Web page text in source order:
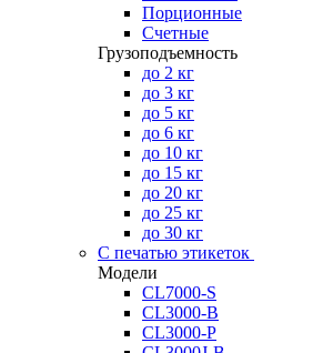
Порционные
Счетные
Грузоподъемность
до 2 кг
до 3 кг
до 5 кг
до 6 кг
до 10 кг
до 15 кг
до 20 кг
до 25 кг
до 30 кг
С печатью этикеток
Модели
CL7000-S
CL3000-B
CL3000-P